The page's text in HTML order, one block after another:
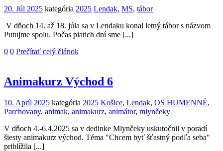
20. Júl 2025 kategória 2025 Lendak, MS, tábor
V dňoch 14. až 18. júla sa v Lendaku konal letný tábor s názvom
Putujme spolu. Počas piatich dní sme [...]
0 0 Prečítať celý článok
Animakurz Východ 6
10. Apríl 2025 kategória 2025 Košice, Lendak, OS HUMENNÉ,
Parchovany, animak, animakurz, animátor, mlynčeky
V dňoch 4.-6.4.2025 sa v dedinke Mlynčeky uskutočnil v poradí
šiesty animakurz východ. Téma "Chcem byť šťastný podľa seba"
priblížila [...]